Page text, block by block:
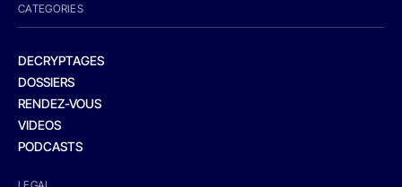
CATEGORIES
DECRYPTAGES
DOSSIERS
RENDEZ-VOUS
VIDEOS
PODCASTS